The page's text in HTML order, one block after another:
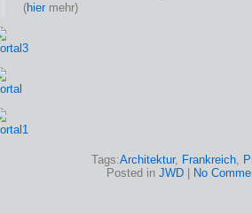
(hier mehr)
Tags:Architektur, Frankreich,
Posted in JWD No